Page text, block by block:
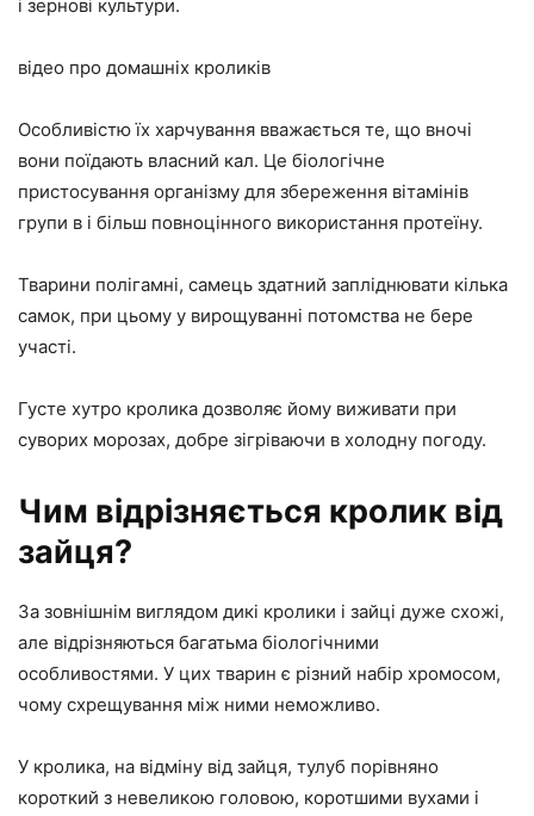
і зернові культури.
відео про домашніх кроликів
Особливістю їх харчування вважається те, що вночі
вони поїдають власний кал. Це біологічне
пристосування організму для збереження вітамінів
групи в і більш повноцінного використання протеїну.
Тварини полігамні, самець здатний запліднювати кілька
самок, при цьому у вирощуванні потомства не бере
участі.
Густе хутро кролика дозволяє йому виживати при
суворих морозах, добре зігріваючи в холодну погоду.
Чим відрізняється кролик від
зайця?
За зовнішнім виглядом дикі кролики і зайці дуже схожі,
але відрізняються багатьма біологічними
особливостями. У цих тварин є різний набір хромосом,
чому схрещування між ними неможливо.
У кролика, на відміну від зайця, тулуб порівняно
короткий з невеликою головою, коротшими вухами і